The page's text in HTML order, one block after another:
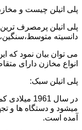
پلی اتیلن چیست و
دانسیته
می توان بیان نمود که
انواع مخازن دارای
پلی اتیلن سبک:
میشود و دستگاه ها و
آمده است.